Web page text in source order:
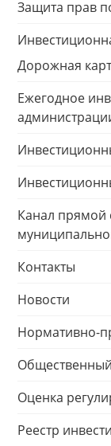
Защита прав
Дорожная
Ежегодное
Канал прямой
Контакты
Новости
Нормативно-
Оценка
Реестр